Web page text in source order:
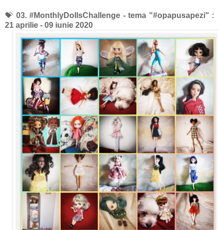
💝 03. #MonthlyDollsChallenge -tema "#opapusapezi" :
21 aprilie - 09 iunie 2020